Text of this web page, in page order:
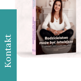
Kontakt